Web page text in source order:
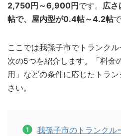
2,750円～6,900円 です。 広
帖で、屋内型が0.4帖～4.2帖
ここでは我孫子市でトランクル
次の5つを紹介します。「料金
用」などの条件に応じたトラ
さい。
我孫子市のトランクル